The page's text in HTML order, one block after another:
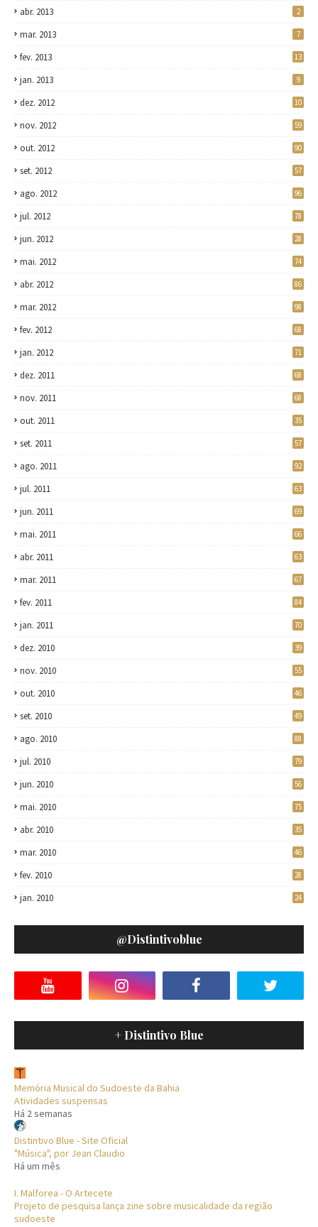
abr. 2013 2
mar. 2013 7
fev. 2013 13
jan. 2013 9
dez. 2012 10
nov. 2012 59
out. 2012 90
set. 2012 57
ago. 2012 96
jul. 2012 78
jun. 2012 28
mai. 2012 74
abr. 2012 86
mar. 2012 98
fev. 2012 68
jan. 2012 71
dez. 2011 68
nov. 2011 68
out. 2011 35
set. 2011 57
ago. 2011 92
jul. 2011 63
jun. 2011 69
mai. 2011 66
abr. 2011 63
mar. 2011 67
fev. 2011 84
jan. 2011 70
dez. 2010 39
nov. 2010 55
out. 2010 46
set. 2010 49
ago. 2010 88
jul. 2010 79
jun. 2010 56
mai. 2010 75
abr. 2010 35
mar. 2010 46
fev. 2010 28
jan. 2010 24
@distintivoblue
+ Distintivo Blue
Memória Musical do Sudoeste da Bahia
Atividades suspensas
Há 2 semanas
Distintivo Blue - Site Oficial
"Música", por Jean Claudio
Há um mês
I. Malforea - O Artecete
Projeto de pesquisa lança zine sobre musicalidade da região
sudoeste